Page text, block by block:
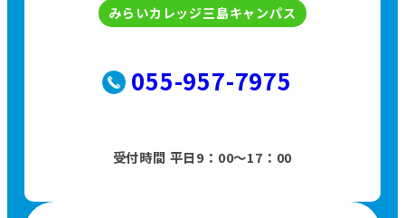
みらいカレッジ三島キャンパス
055-957-7975
受付時間 平日9：00〜17：00